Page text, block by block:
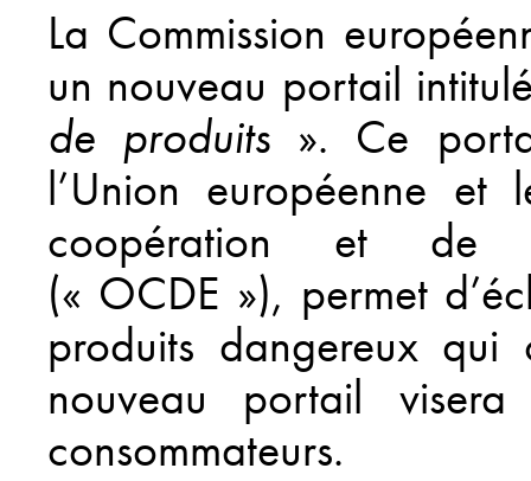
La Commission
un nouveau portail
de produits ». Ce
l’Union européenne et
coopération et de
(« OCDE »), permet
produits dangereux
nouveau portail
consommateurs.